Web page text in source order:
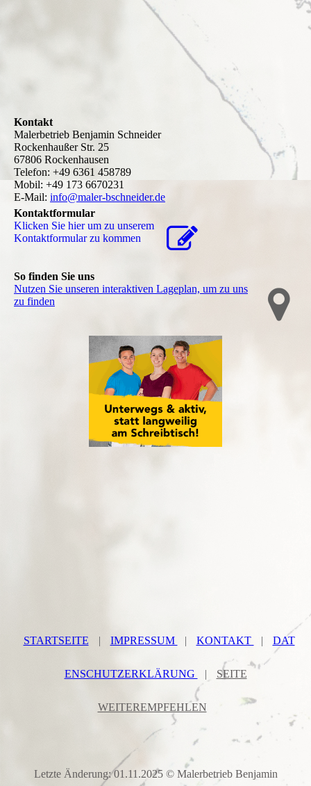
Kontakt
Malerbetrieb Benjamin Schneider
Rockenhaußer Str. 25
67806 Rockenhausen
Telefon: +49 6361 458789
Mobil: +49 173 6670231
E-Mail: info@maler-bschneider.de
Kontaktformular
Klicken Sie hier um zu unserem
Kon­takt­for­mu­lar zu kommen
So finden Sie uns
Nutzen Sie unseren interaktiven La­ge­plan, um zu uns
zu finden
STARTSEITE | IMPRESSUM | KONTAKT | DAT
ENSCHUTZERKLÄRUNG | SEITE
WEITEREMPFEHLEN
Letzte Änderung: 01.11.2025 © Malerbetrieb Benjamin